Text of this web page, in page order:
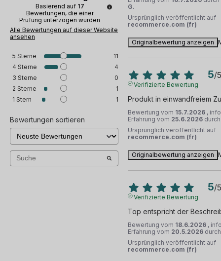
Basierend auf 17
Bewertungen, die einer
Prüfung unterzogen wurden
Alle Bewertungen auf dieser Website
ansehen
5 Sterne
11
4 Sterne
4
3 Sterne
0
2 Sterne
1
1 Stern 1
Bewertungen sortieren
G.
Ursprünglich veröffentlicht auf
recommerce.com (fr)
Originalbewertung anzeigen
5/5
Verifizierte Bewertung
Produkt in einwandfreiem
Bewertung vom 15.7.2026 ,
Erfahrung vom 25.6.2026
Ursprünglich veröffentlicht auf
recommerce.com (fr)
Originalbewertung anzeigen
5/5
Verifizierte Bewertung
Top entspricht der
Bewertung vom 18.6.2026 ,
Erfahrung vom 20.5.2026
Ursprünglich veröffentlicht auf
recommerce.com (fr)